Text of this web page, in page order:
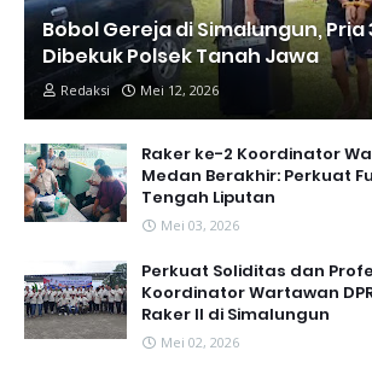
Bobol Gereja di Simalungun, Pria
Dibekuk Polsek Tanah Jawa
Redaksi Mei 12, 2026
Raker ke-2 Koordinator
Medan Berakhir: Perkuat
Tengah Liputan
Mei 03, 2026
Perkuat Soliditas dan
Koordinator Wartawan
Raker II di Simalungun
Mei 02, 2026